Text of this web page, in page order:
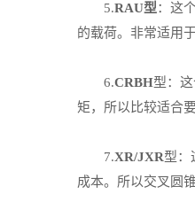
5.RAU型：这
的载荷。非常适用
6.CRBH型：
矩，所以比较适合
7.XR/JXR型：
成本。所以交叉圆